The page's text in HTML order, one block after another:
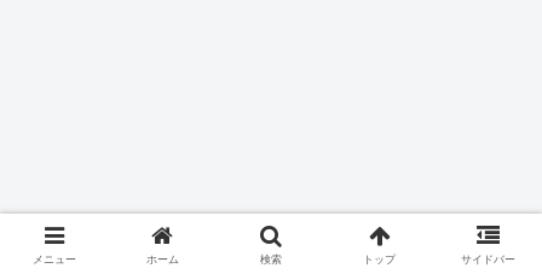
メニュー ホーム 検索 トップ サイドバー